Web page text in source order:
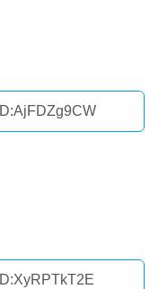
ID:AjFDZg9CW
ID:XyRPTkT2E